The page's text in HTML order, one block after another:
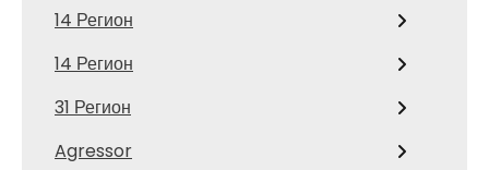
14 Регион
14 Регион
31 Регион
Agressor